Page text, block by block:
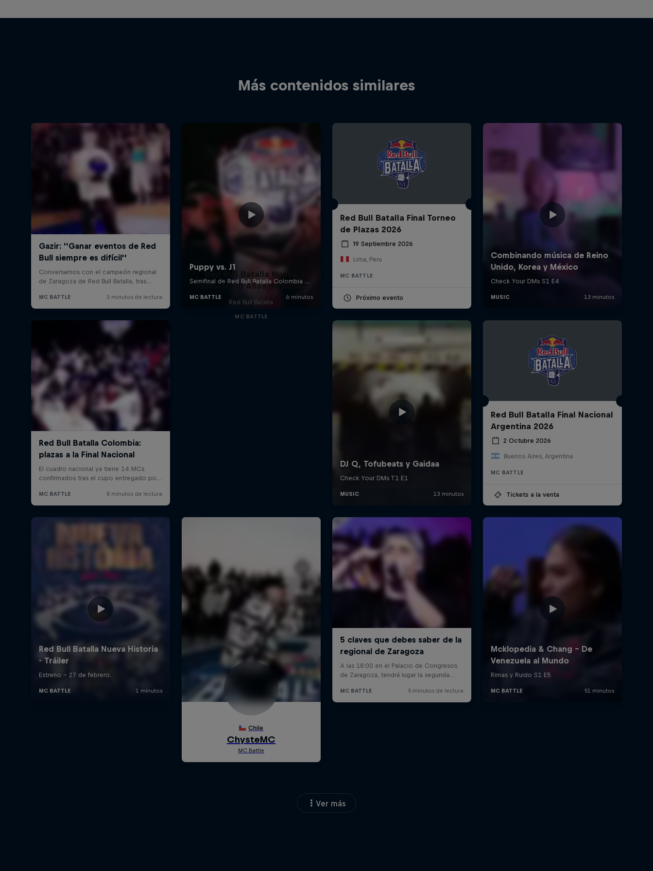
Más contenidos similares
Red Bull Batalla Final Torneo
de Plazas 2026
19 Septiembre 2026
Lima, Peru
MC BATTLE
Próximo evento
Red Bull Batalla Nueva
Historia: 20 Años de Rimas
Red Bull Batalla
MC BATTLE
Red Bull Batalla Final Nacional
Argentina 2026
2 Octubre 2026
Buenos Aires, Argentina
MC BATTLE
Tickets a la venta
Ver más